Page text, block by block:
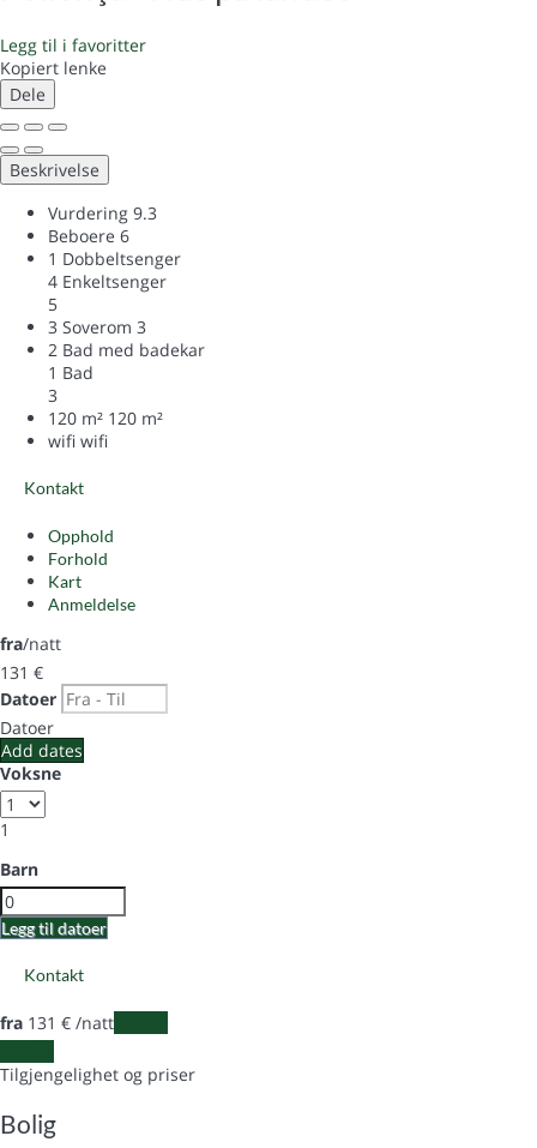
Legg til i favoritter
Kopiert lenke
Dele
Beskrivelse
Vurdering 9.3
Beboere 6
1 Dobbeltsenger
4 Enkeltsenger
5
3 Soverom 3
2 Bad med badekar
1 Bad
3
120 m² 120 m²
wifi wifi
Kontakt
Opphold
Forhold
Kart
Anmeldelse
fra/natt
131 €
Datoer
Datoer
Add dates
Voksne
1
Barn
Legg til datoer
Kontakt
fra 131 € /natt
Tilgjengelighet og priser
Bolig